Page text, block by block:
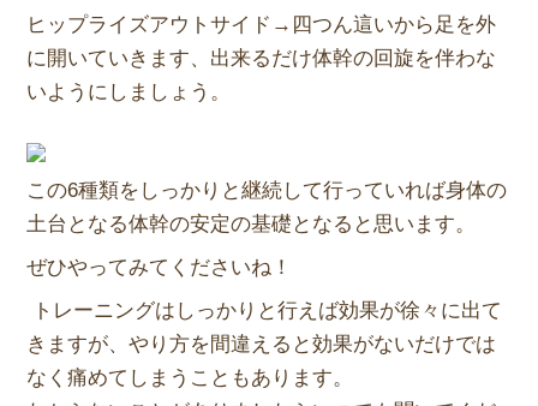
ヒップライズアウトサイド→四つん這いから足を外
に開いていきます、出来るだけ体幹の回旋を伴わな
いようにしましょう。
この6種類をしっかりと継続して行っていれば身体の
土台となる体幹の安定の基礎となると思います。
ぜひやってみてくださいね！
トレーニングはしっかりと行えば効果が徐々に出て
きますが、やり方を間違えると効果がないだけでは
なく痛めてしまうこともあります。